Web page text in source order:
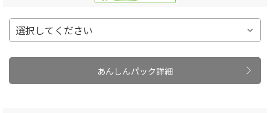
あんしんパック詳細